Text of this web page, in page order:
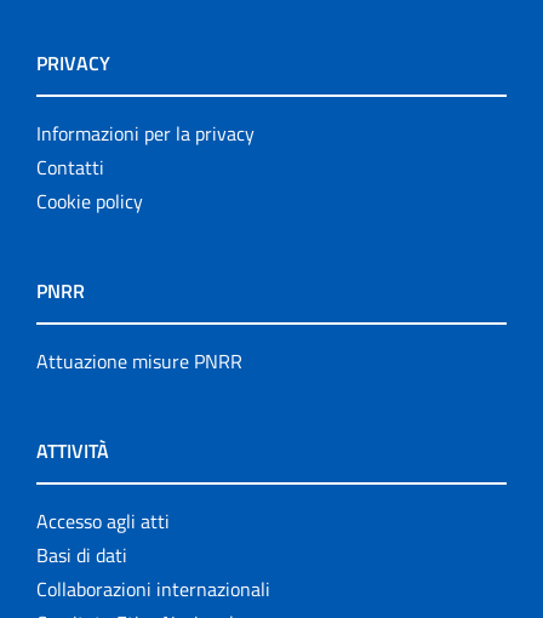
PRIVACY
Informazioni per la privacy
Contatti
Cookie policy
PNRR
Attuazione misure PNRR
ATTIVITÀ
Accesso agli atti
Basi di dati
Collaborazioni internazionali